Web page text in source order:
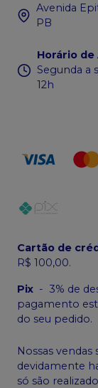
Avenida
PB
Horário
Segunda a
12h
Cartão de
R$ 100,00.
Pix - 3% de
pagamento
do seu pedido.
Nossas vendas
devidamente
só são